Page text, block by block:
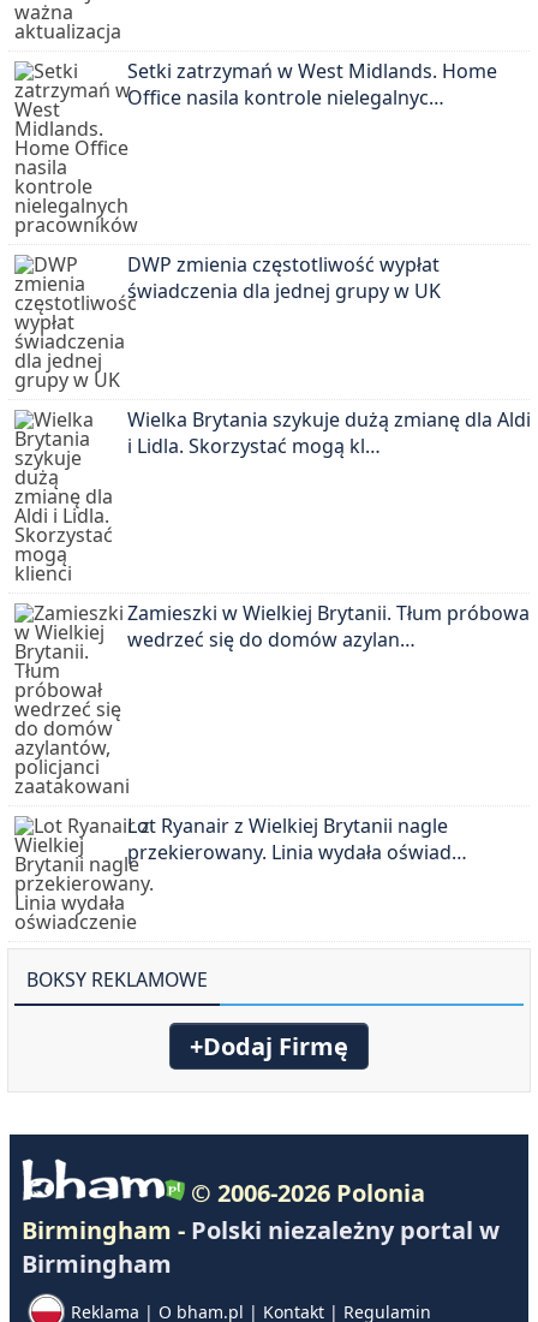
Setki zatrzymań w West Midlands. Home
Office nasila kontrole nielegalnyc…
DWP zmienia częstotliwość wypłat
świadczenia dla jednej grupy w UK
Wielka Brytania szykuje dużą zmianę dla Aldi
i Lidla. Skorzystać mogą kl…
Zamieszki w Wielkiej Brytanii. Tłum próbował
wedrzeć się do domów azylan…
Lot Ryanair z Wielkiej Brytanii nagle
przekierowany. Linia wydała oświad…
BOKSY REKLAMOWE
+Dodaj Firmę
© 2006-2026 Polonia
Birmingham - Polski niezależny portal w
Birmingham
Reklama | O bham.pl | Kontakt| Regulamin